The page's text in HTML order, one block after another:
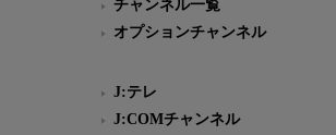
チャンネル一覧
オプションチャンネル
J:テレ
J:COMチャンネル